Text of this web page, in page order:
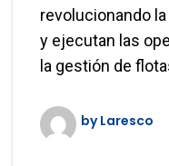
revolucionando
y ejecutan las
la gestión de
by Laresco